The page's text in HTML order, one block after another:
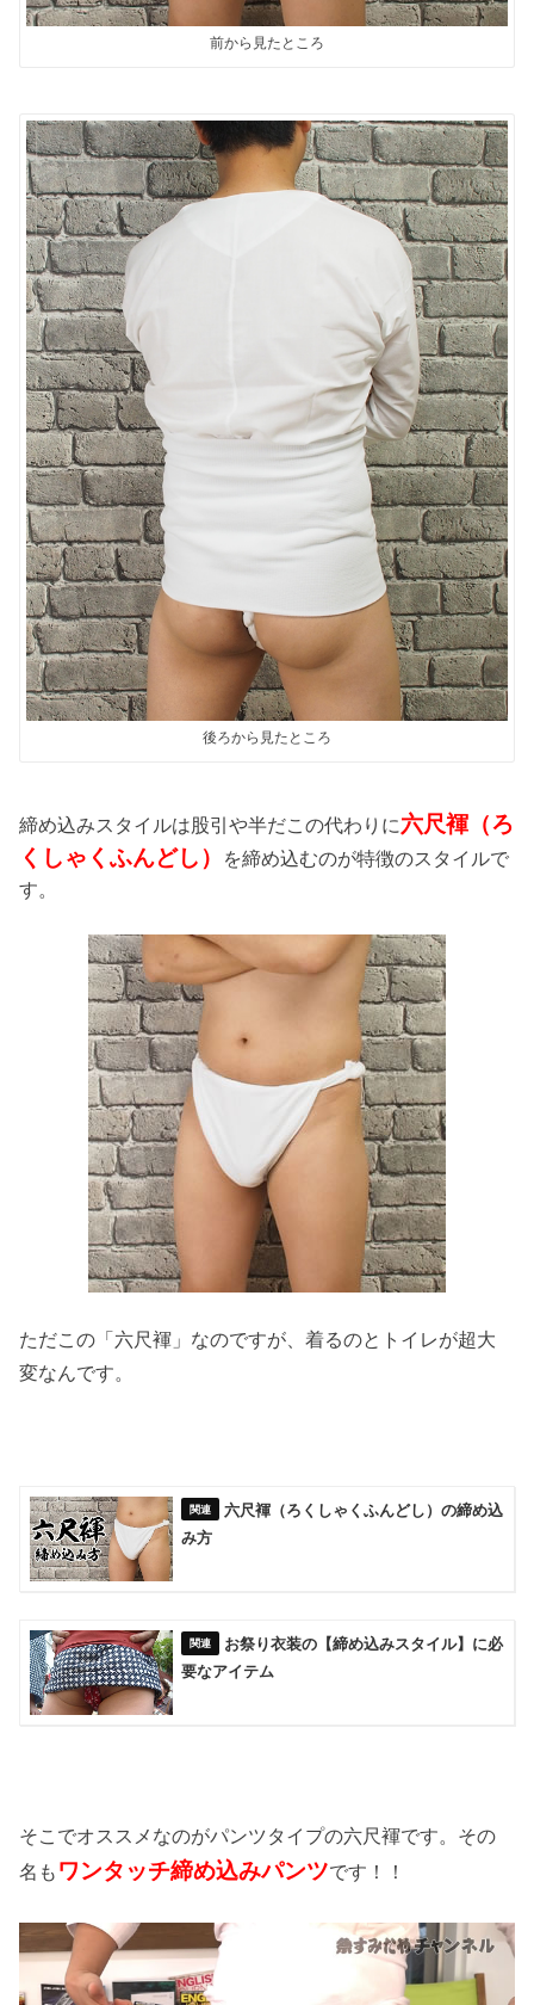
前から見たところ
後ろから見たところ
締め込みスタイルは股引や半だこの代わりに六尺褌（ろ
くしゃくふんどし）
を締め込むのが特徴のスタイルで
す。
ただこの「六尺褌」なのですが、着るのとトイレが超大
変なんです。
六尺褌（ろくしゃくふんどし）の締め込
み方
お祭り衣装の【締め込みスタイル】に必
要なアイテム
そこでオススメなのがパンツタイプの六尺褌です。その
名も ワンタッチ締め込みパンツです！！